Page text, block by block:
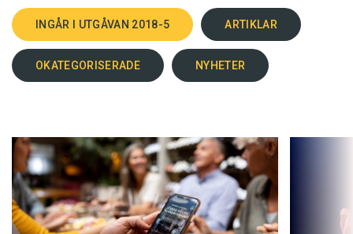
INGÅR I UTGÅVAN 2018-5 ARTIKLAR
OKATEGORISERADE NYHETER